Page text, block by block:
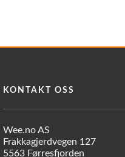
KONTAKT OSS
Wee.no AS
Frakkagjerdvegen 127
5563 Førresfjorden